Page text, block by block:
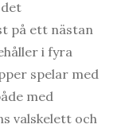
på ett nästan
i fyra
spelar med
med
valskelett och